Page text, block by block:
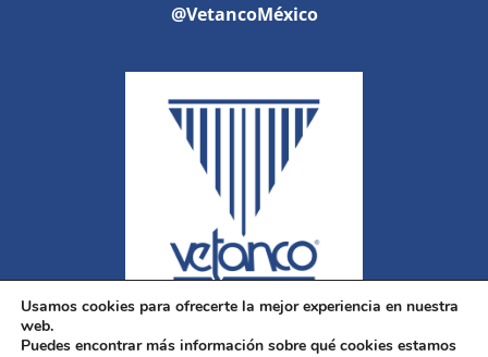
@VetancoMéxico
Usamos cookies para ofrecerte la mejor experiencia en nuestra
web.
Puedes encontrar más información sobre qué cookies estamos